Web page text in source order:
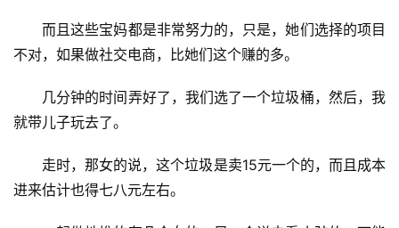
而且这些宝妈都是非常努力的，只是，她们选择的项目
不对，如果做社交电商，比她们这个赚的多。
几分钟的时间弄好了，我们选了一个垃圾桶，然后，我
就带儿子玩去了。
走时，那女的说，这个垃圾是卖15元一个的，而且成本
进来估计也得七八元左右。